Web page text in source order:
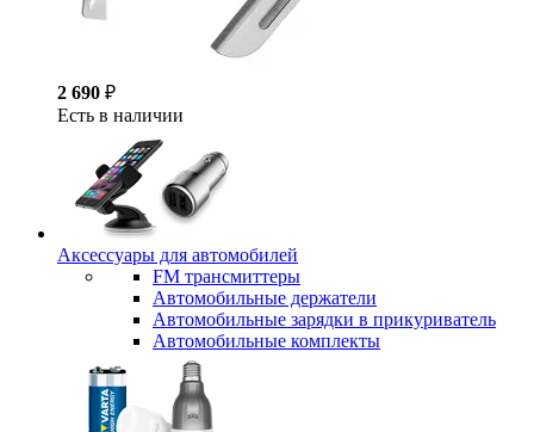
2 690 ₽
Есть в наличии
Аксессуары для автомобилей
FM трансмиттеры
Автомобильные держатели
Автомобильные зарядки в прикуриватель
Автомобильные комплекты